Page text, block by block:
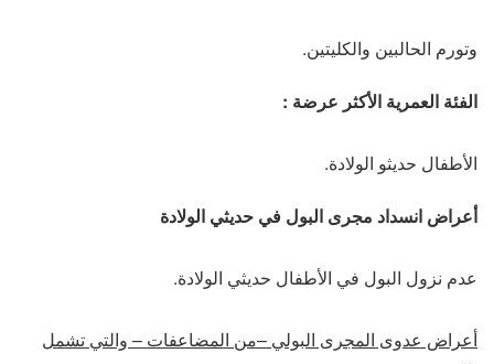
وتورم الحالبين والكليتين.
الفئة العمرية الأكثر عرضة :
الأطفال حديثو الولادة.
أعراض انسداد مجرى البول في حديثي الولادة
عدم نزول البول في الأطفال حديثي الولادة.
أعراض عدوى المجرى البولي –من المضاعفات – والتي تشمل